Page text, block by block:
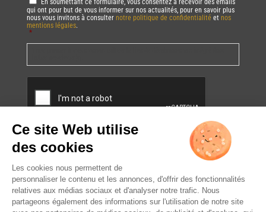
En soumettant ce formulaire, vous consentez à recevoir des emails
qui ont pour but de vous informer sur nos actualités, pour en savoir plus
nous vous invitons à consulter notre politique de confidentialité et nos
mentions légales.
*